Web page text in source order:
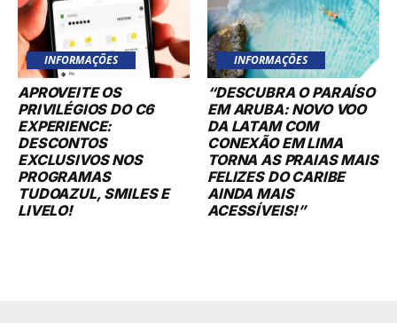
INFORMAÇÕES
APROVEITE OS
PRIVILÉGIOS DO C6
EXPERIENCE:
DESCONTOS
EXCLUSIVOS NOS
PROGRAMAS
TUDOAZUL, SMILES E
LIVELO!
INFORMAÇÕES
“DESCUBRA O PARAÍSO
EM ARUBA: NOVO VOO
DA LATAM COM
CONEXÃO EM LIMA
TORNA AS PRAIAS MAIS
FELIZES DO CARIBE
AINDA MAIS
ACESSÍVEIS!”